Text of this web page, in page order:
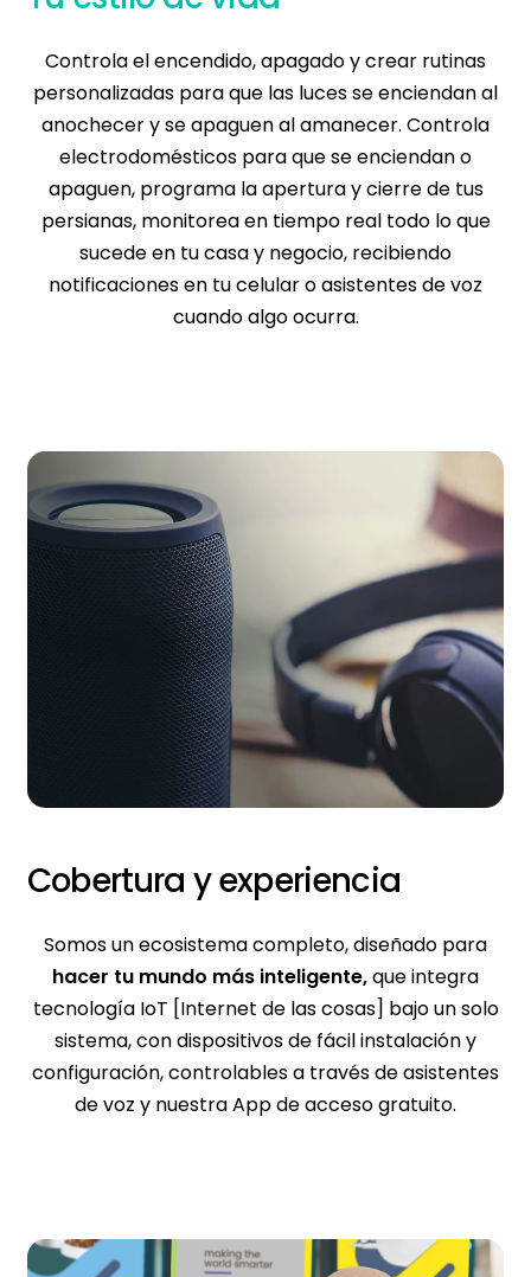
Controla el encendido, apagado y crear rutinas
personalizadas para que las luces se enciendan al
anochecer y se apaguen al amanecer. Controla
electrodomésticos para que se enciendan o
apaguen, programa la apertura y cierre de tus
persianas, monitorea en tiempo real todo lo que
sucede en tu casa y negocio, recibiendo
notificaciones en tu celular o asistentes de voz
cuando algo ocurra.
Cobertura y experiencia
Somos un ecosistema completo, diseñado para
hacer tu mundo más inteligente,que integra
tecnología IoT [Internet de las cosas] bajo un solo
sistema, con dispositivos de fácil instalación y
configuración, controlables a través de asistentes
de voz y nuestra App de acceso gratuito.